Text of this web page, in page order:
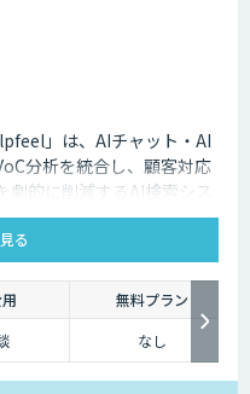
」は、AIチャット・AI
分析を統合し、顧客対応
劇的に削減するAI検索シス
援で、誰でも即座に答えを
る
無料プラン
なし